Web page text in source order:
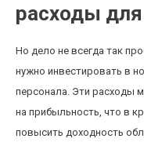
расходы
Но дело не всегда так
нужно инвестировать в
персонала. Эти расходы
на прибыльность, что в
повысить доходность